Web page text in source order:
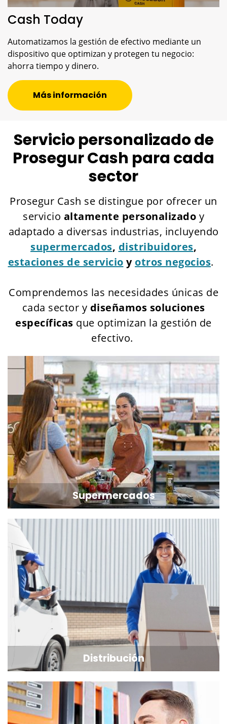
Cash Today
Automatizamos la gestión de efectivo mediante un
dispositivo que optimizan y protegen tu negocio:
ahorra tiempo y dinero.
Más información
Servicio personalizado de
Prosegur Cash para cada
sector
Prosegur Cash se distingue por ofrecer un
servicio altamente personalizado y
adaptado a diversas industrias, incluyendo
supermercados, distribuidores,
estaciones de servicio y otros negocios.
Comprendemos las necesidades únicas de
cada sector y diseñamos soluciones
específicas que optimizan la gestión de
efectivo.
Supermercados
Distribución